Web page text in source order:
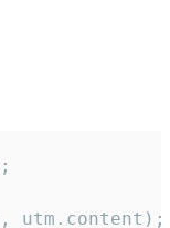
utm.content);